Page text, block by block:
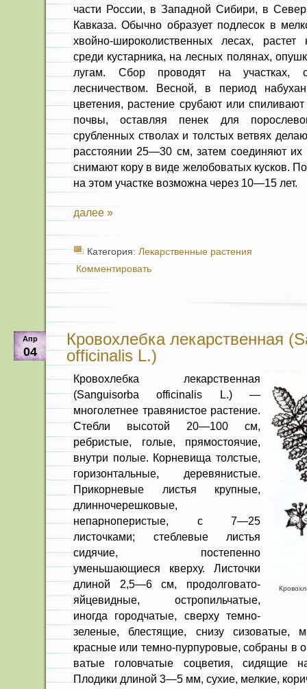
части России, в Западной Сибири, в
Кавказа. Обычно образует подлесок в
хвойно-широколиственных лесах,
среди кустарника, на лесных полянах,
лугам. Сбор проводят на участках,
лесничеством. Весной, в период
цветения, растение срубают или
почвы, оставляя пенек для
срубленных стволах и толстых ветвях
расстоянии 25—30 см, затем соединяют
снимают кору в виде жело­боватых кусков.
на этом участке возможна через 10—15 лет.
далее »
Категория: Лекарственные растения
Комментировать
Апр
04
Кровохлебка лекарственная
officinalis L.)
Кровохлебка лекарственная
(Sanguisorba officinalis L.) —
многолетнее травянистое растение.
Стебли высотой 20—100 см,
ребристые, голые, прямостоячие,
внутри полые. Корневища толстые,
горизон­тальные, деревянистые.
Прикорневые листья крупные,
длинночерешковые,
непарноперистые, с 7—25
листочками; стеблевые листья
сидячие, постепенно
уменьшающиеся кверху. Листочки
дли­ной 2,5—6 см, продолговато-
яйцевид­ные, остропильчатые,
иногда городчатые, сверху темно-
зеленые, блестя­щие, снизу сизоватые,
красные или темно-пурпуровые, собраны в
ватые головчатые соцветия, сидящие
Плодики дли­ной 3—5 мм, сухие, мелкие,